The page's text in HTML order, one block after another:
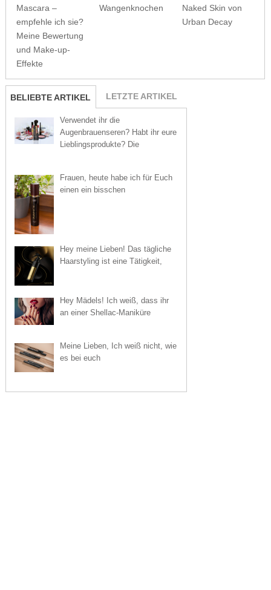
Mascara –
empfehle ich sie?
Meine Bewertung
und Make-up-
Effekte
Wangenknochen
Naked Skin von
Urban Decay
BELIEBTE ARTIKEL LETZTE ARTIKEL
Verwendet ihr die
Augenbrauenseren? Habt ihr eure
Lieblingsprodukte? Die
Frauen, heute habe ich für Euch
einen ein bisschen
Hey meine Lieben! Das tägliche
Haarstyling ist eine Tätigkeit,
Hey Mädels! Ich weiß, dass ihr
an einer Shellac-Maniküre
Meine Lieben, Ich weiß nicht, wie
es bei euch